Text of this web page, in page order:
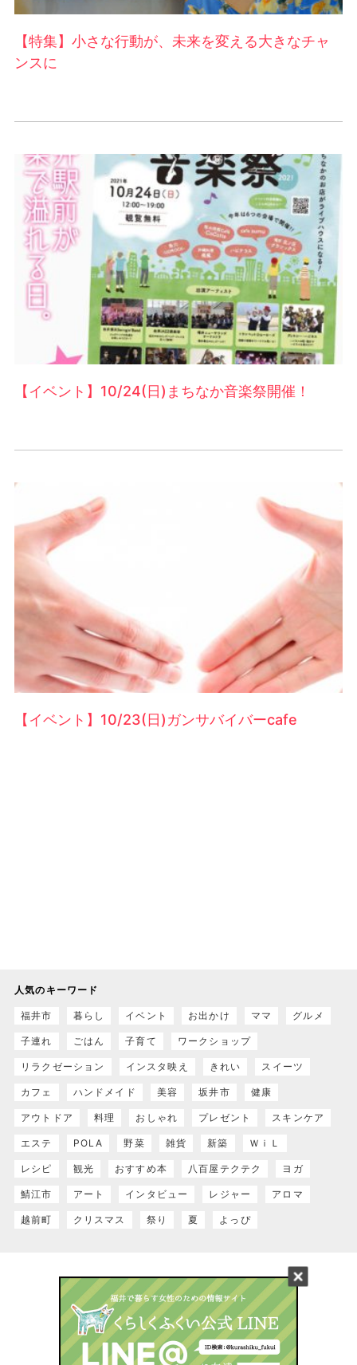
【特集】小さな行動が、未来を変える大きなチャ
ンスに
【イベント】10/24(日)まちなか音楽祭開催！
【イベント】10/23(日)ガンサバイバーcafe
人気のキーワード
福井市 暮らし イベント お出かけ ママ グルメ
子連れ ごはん 子育て ワークショップ
リラクゼーション インスタ映え きれい スイーツ
カフェ ハンドメイド 美容 坂井市 健康
アウトドア 料理 おしゃれ プレゼント スキンケア
エステ POLA 野菜 雑貨 新築 ＷｉＬ
レシピ 観光 おすすめ本 八百屋テクテク ヨガ
鯖江市 アート インタビュー レジャー アロマ
越前町 クリスマス 祭り 夏 よっぴ